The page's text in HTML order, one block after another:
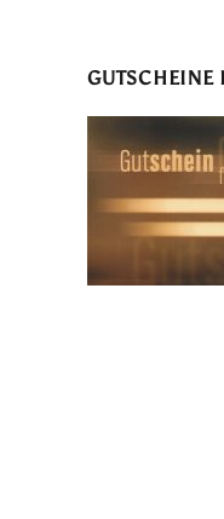
GUTSCHEINE